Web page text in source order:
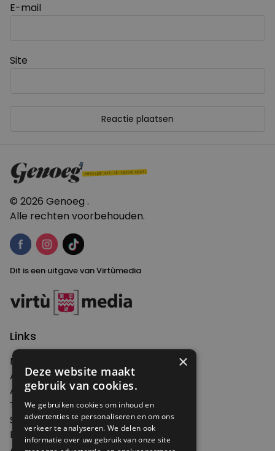
E-mail
Site
© 2026 Genoeg .
Alle rechten voorbehouden.
Dit is een uitgave van Virtùmedia
Links
Nieuws
Artikelen
Agenda
Thema's
Shop
Edities
×
Deze website maakt
gebruik van cookies.
We gebruiken cookies om inhoud en
advertenties te personaliseren en om ons
verkeer te analyseren. We delen ook
informatie over uw gebruik van onze site